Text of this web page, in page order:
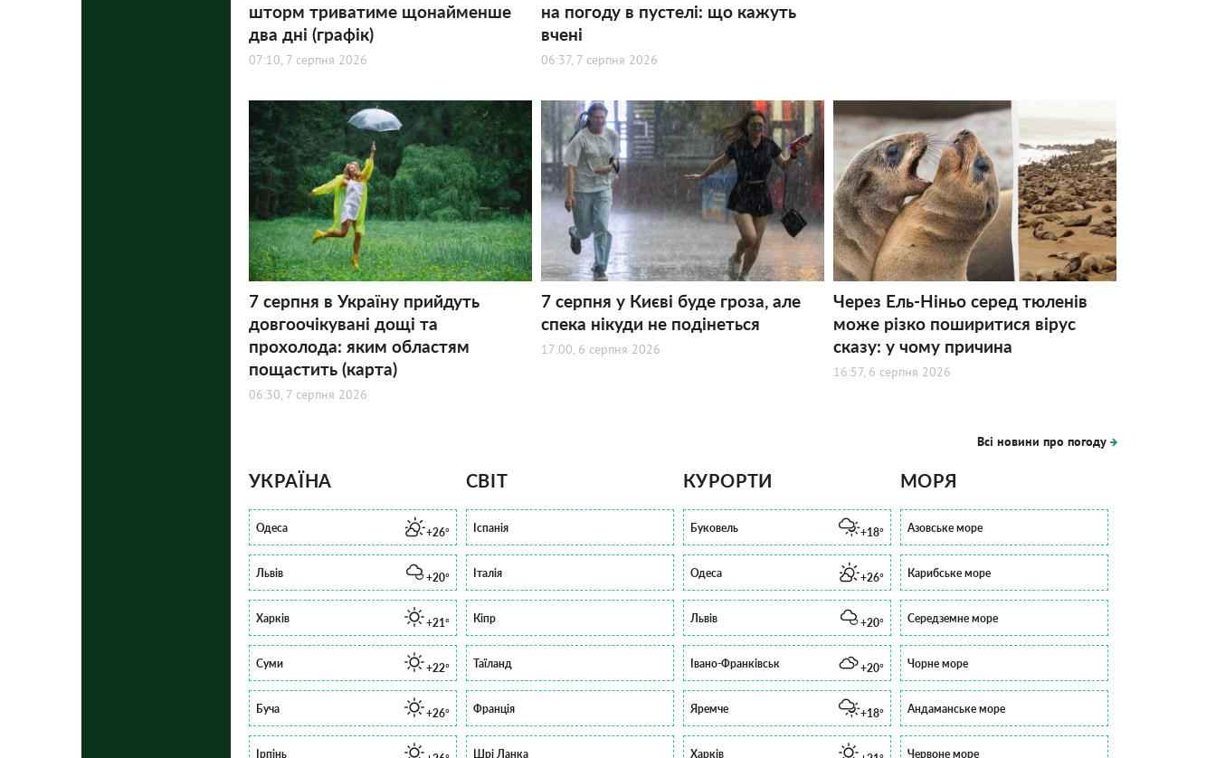
шторм триватиме щонайменше
два дні (графік)
07:10, 7 серпня 2026
на погоду в пустелі: що кажуть
вчені
06:37, 7 серпня 2026
7 серпня в Україну прийдуть
довгоочікувані дощі та
прохолода: яким областям
пощастить (карта)
06:30, 7 серпня 2026
7 серпня у Києві буде гроза, але
спека нікуди не подінеться
17:00, 6 серпня 2026
Через Ель-Ніньо серед тюленів
може різко поширитися вірус
сказу: у чому причина
16:57, 6 серпня 2026
Всі новини про погоду
УКРАЇНА
Одеса +26°
Львів +20°
Харків +21°
Суми +22°
Буча +26°
Ірпінь
СВІТ
Іспанія
Італія
Кіпр
Таїланд
Франція
Шрі Ланка
КУРОРТИ
Буковель +18°
Одеса +26°
Львів +20°
Івано-Франківськ +20°
Яремче +18°
Харків
МОРЯ
Азовське море
Карибське море
Середземне море
Чорне море
Андаманське море
Червоне море